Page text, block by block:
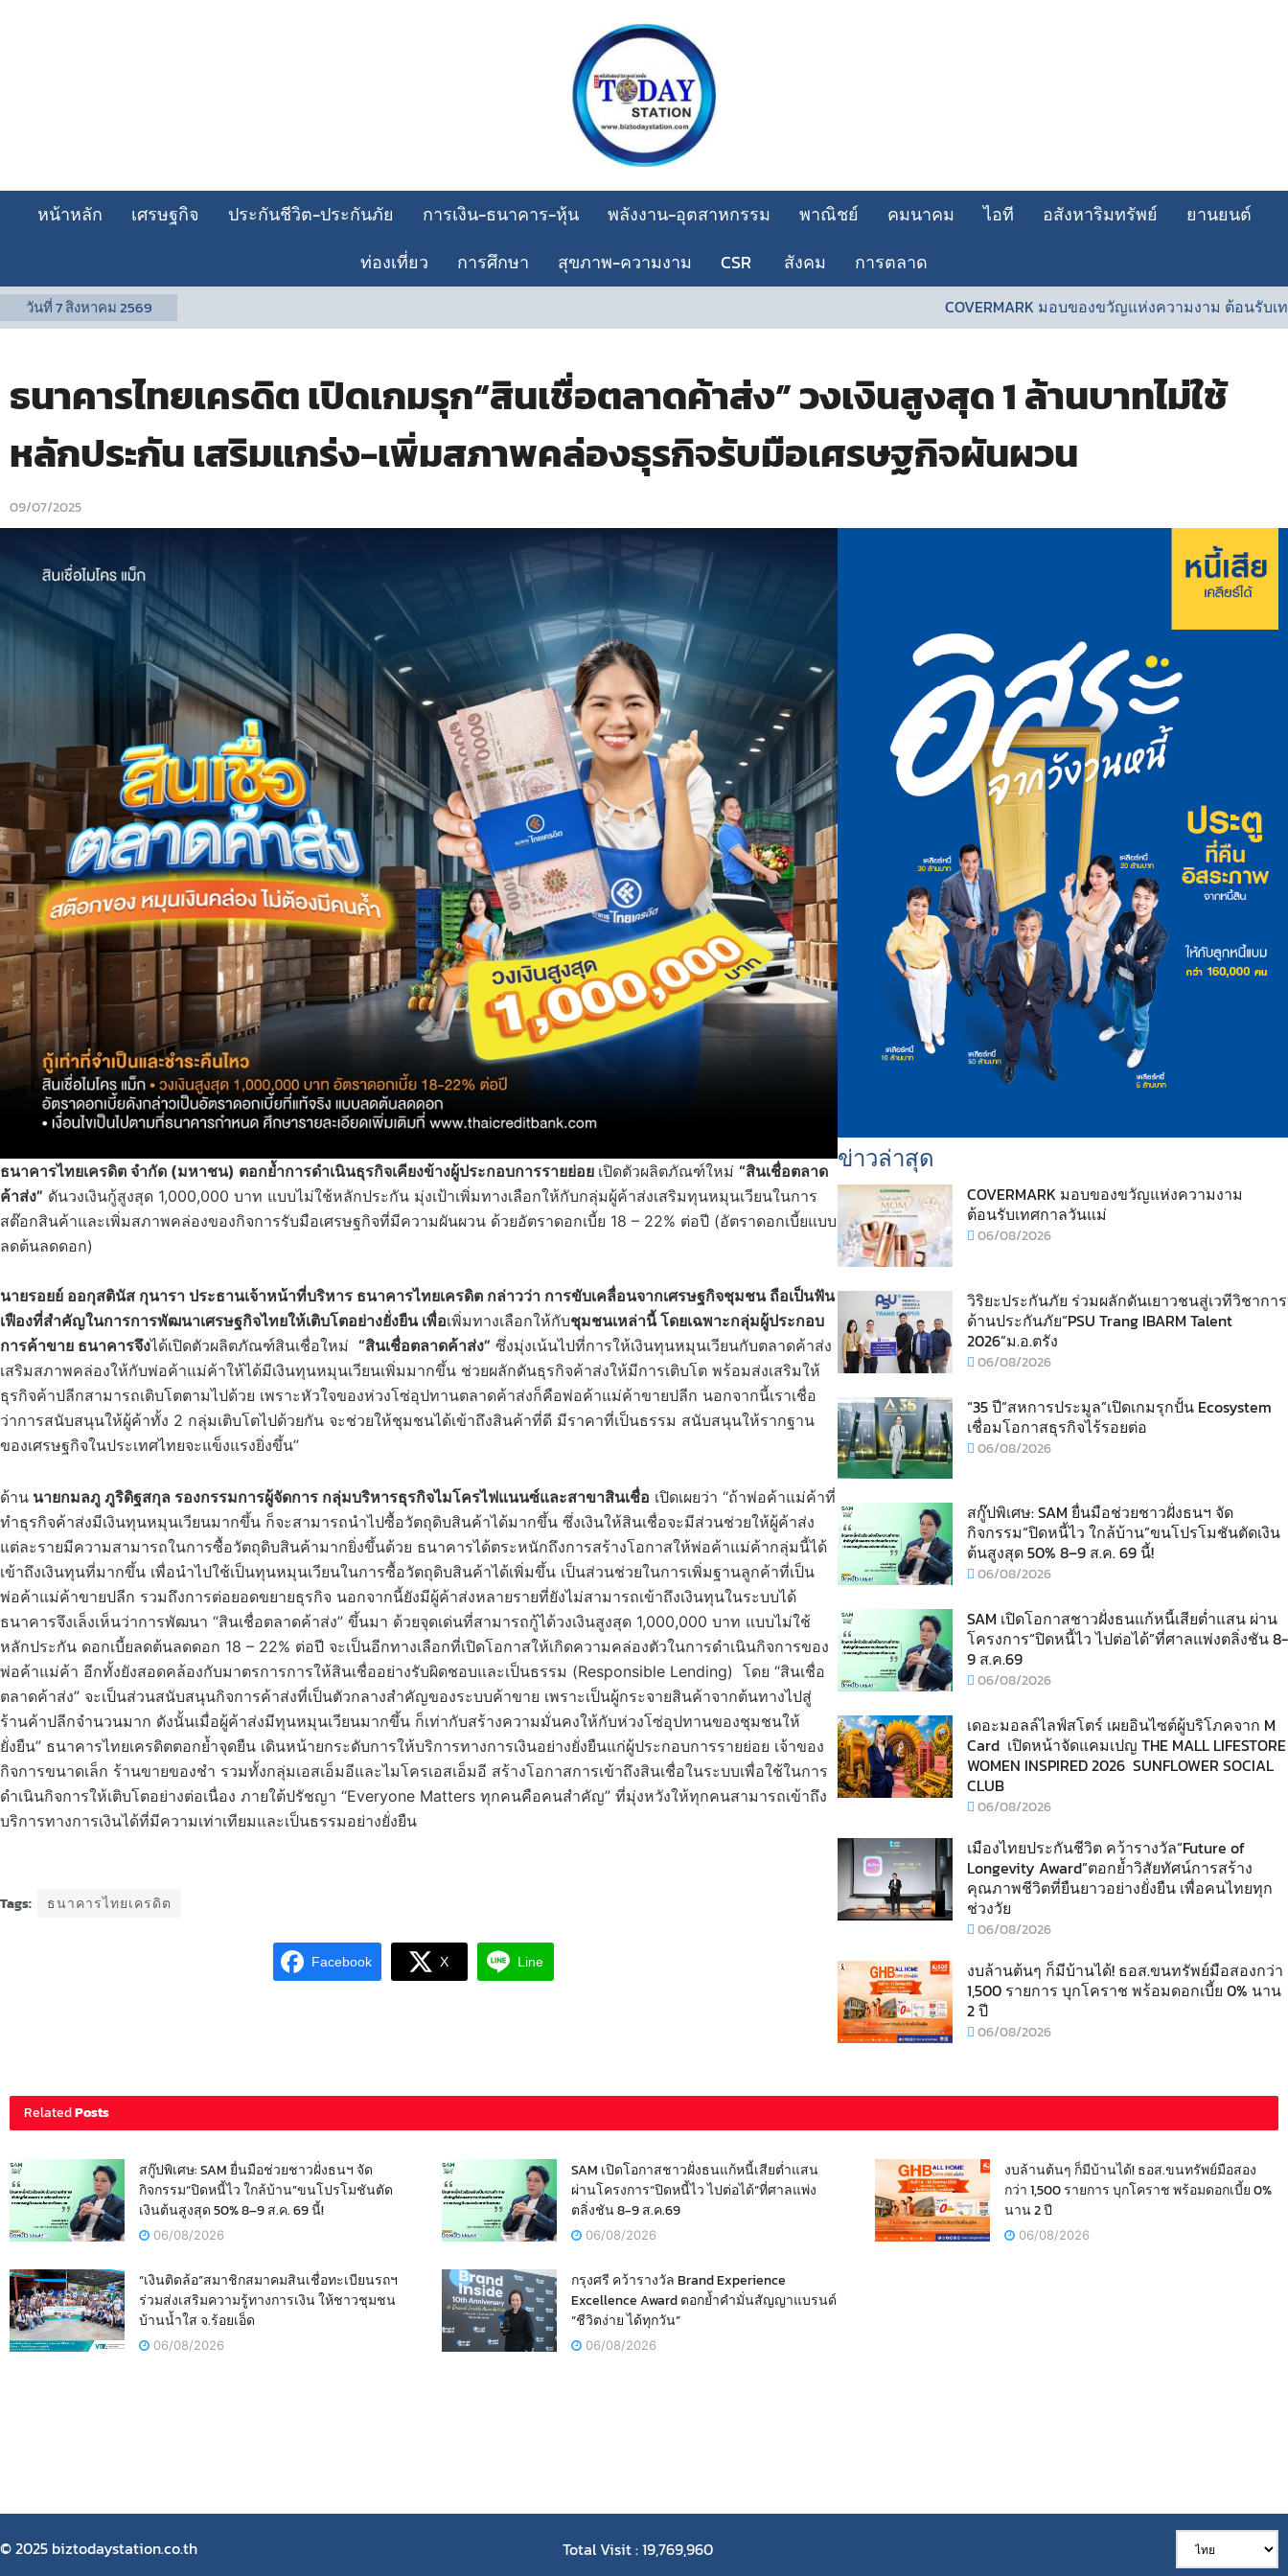
หน้าหลัก เศรษฐกิจ ประกันชีวิต-ประกันภัย การเงิน-ธนาคาร-หุ้น พลังงาน-อุตสาหกรรม พาณิชย์ คมนาคม ไอที อสังหาริมทรัพย์
ยานยนต์
ท่องเที่ยว
การศึกษา สุขภาพ-ความงาม CSR สังคม การตลาด
วันที่7 สิงหาคม 2569 COVERMARK มอบของขวัญแห่งความงาม ต้อนรับเทศกาล
ธนาคารไทยเครดิต เปิดเกมรุก“สินเชื่อตลาดค้าส่ง” วงเงินสูงสุด 1 ล้านบาทไม่ใช้
หลักประกัน เสริมแกร่ง-เพิ่มสภาพคล่องธุรกิจรับมือเศรษฐกิจผันผวน
09/07/2025
ธนาคารไทยเครดิต จำกัด (มหาชน) ตอกย้ำการดำเนินธุรกิจเคียงข้างผู้ประกอบการรายย่อย เปิดตัวผลิตภัณฑ์ใหม่ “สินเชื่อตลาด
ค้าส่ง” ดันวงเงินกู้สูงสุด 1,000,000 บาท แบบไม่ใช้หลักประกัน มุ่งเป้าเพิ่มทางเลือกให้กับกลุ่มผู้ค้าส่งเสริมทุนหมุนเวียนในการ
สต๊อกสินค้าและเพิ่มสภาพคล่องของกิจการรับมือเศรษฐกิจที่มีความผันผวน ด้วยอัตราดอกเบี้ย 18 – 22% ต่อปี (อัตราดอกเบี้ยแบบ
ลดต้นลดดอก)
นายรอยย์ ออกุสตินัส กุนารา ประธานเจ้าหน้าที่บริหาร ธนาคารไทยเครดิต กล่าวว่า การขับเคลื่อนจากเศรษฐกิจชุมชน ถือเป็นฟัน
เฟืองที่สำคัญในการการพัฒนาเศรษฐกิจไทยให้เติบโตอย่างยั่งยืน เพื่อเพิ่มทางเลือกให้กับชุมชนเหล่านี้ โดยเฉพาะกลุ่มผู้ประกอบ
การค้าขาย ธนาคารจึงได้เปิดตัวผลิตภัณฑ์สินเชื่อใหม่ “สินเชื่อตลาดค้าส่ง” ซึ่งมุ่งเน้นไปที่การให้เงินทุนหมุนเวียนกับตลาดค้าส่ง
เสริมสภาพคล่องให้กับพ่อค้าแม่ค้าให้ได้มีเงินทุนหมุนเวียนเพิ่มมากขึ้น ช่วยผลักดันธุรกิจค้าส่งให้มีการเติบโต พร้อมส่งเสริมให้
ธุรกิจค้าปลีกสามารถเติบโตตามไปด้วย เพราะหัวใจของห่วงโซ่อุปทานตลาดค้าส่งก็คือพ่อค้าแม่ค้าขายปลีก นอกจากนี้เราเชื่อ
ว่าการสนับสนุนให้ผู้ค้าทั้ง 2 กลุ่มเติบโตไปด้วยกัน จะช่วยให้ชุมชนได้เข้าถึงสินค้าที่ดี มีราคาที่เป็นธรรม สนับสนุนให้รากฐาน
ของเศรษฐกิจในประเทศไทยจะแข็งแรงยิ่งขึ้น”
ด้าน นายกมลภู ภูริดิฐสกุล รองกรรมการผู้จัดการ กลุ่มบริหารธุรกิจไมโครไฟแนนซ์และสาขาสินเชื่อ เปิดเผยว่า “ถ้าพ่อค้าแม่ค้าที่
ทำธุรกิจค้าส่งมีเงินทุนหมุนเวียนมากขึ้น ก็จะสามารถนำไปซื้อวัตถุดิบสินค้าได้มากขึ้น ซึ่งเงินให้สินเชื่อจะมีส่วนช่วยให้ผู้ค้าส่ง
แต่ละรายมีความสามารถในการซื้อวัตถุดิบสินค้ามากยิ่งขึ้นด้วย ธนาคารได้ตระหนักถึงการสร้างโอกาสให้พ่อค้าแม่ค้ากลุ่มนี้ได้
เข้าถึงเงินทุนที่มากขึ้น เพื่อนำไปใช้เป็นทุนหมุนเวียนในการซื้อวัตถุดิบสินค้าได้เพิ่มขึ้น เป็นส่วนช่วยในการเพิ่มฐานลูกค้าที่เป็น
พ่อค้าแม่ค้าขายปลีก รวมถึงการต่อยอดขยายธุรกิจ นอกจากนี้ยังมีผู้ค้าส่งหลายรายที่ยังไม่สามารถเข้าถึงเงินทุนในระบบได้
ธนาคารจึงเล็งเห็นว่าการพัฒนา “สินเชื่อตลาดค้าส่ง” ขึ้นมา ด้วยจุดเด่นที่สามารถกู้ได้วงเงินสูงสุด 1,000,000 บาท แบบไม่ใช้
หลักประกัน ดอกเบี้ยลดต้นลดดอก 18 – 22% ต่อปี จะเป็นอีกทางเลือกที่เปิดโอกาสให้เกิดความคล่องตัวในการดำเนินกิจการของ
พ่อค้าแม่ค้า อีกทั้งยังสอดคล้องกับมาตรการการให้สินเชื่ออย่างรับผิดชอบและเป็นธรรม (Responsible Lending) โดย “สินเชื่อ
ตลาดค้าส่ง” จะเป็นส่วนสนับสนุนกิจการค้าส่งที่เป็นตัวกลางสำคัญของระบบค้าขาย เพราะเป็นผู้กระจายสินค้าจากต้นทางไปสู่
ร้านค้าปลีกจำนวนมาก ดังนั้นเมื่อผู้ค้าส่งมีทุนหมุนเวียนมากขึ้น ก็เท่ากับสร้างความมั่นคงให้กับห่วงโซ่อุปทานของชุมชนให้
ยั่งยืน” ธนาคารไทยเครดิตตอกย้ำจุดยืน เดินหน้ายกระดับการให้บริการทางการเงินอย่างยั่งยืนแก่ผู้ประกอบการรายย่อย เจ้าของ
กิจการขนาดเล็ก ร้านขายของชำ รวมทั้งกลุ่มเอสเอ็มอีและไมโครเอสเอ็มอี สร้างโอกาสการเข้าถึงสินเชื่อในระบบเพื่อใช้ในการ
ดำเนินกิจการให้เติบโตอย่างต่อเนื่อง ภายใต้ปรัชญา “Everyone Matters ทุกคนคือคนสำคัญ” ที่มุ่งหวังให้ทุกคนสามารถเข้าถึง
บริการทางการเงินได้ที่มีความเท่าเทียมและเป็นธรรมอย่างยั่งยืน
Tags: ธนาคารไทยเครดิต
Facebook X Line
ข่าวล่าสุด
COVERMARK มอบของขวัญแห่งความงาม
ต้อนรับเทศกาลวันแม่
06/08/2026
วิริยะประกันภัย ร่วมผลักดันเยาวชนสู่เวทีวิชาการ
ด้านประกันภัย“PSU Trang IBARM Talent
2026”ม.อ.ตรัง
06/08/2026
“35 ปี“สหการประมูล”เปิดเกมรุกปั้น Ecosystem
เชื่อมโอกาสธุรกิจไร้รอยต่อ
06/08/2026
สกู๊ปพิเศษ: SAM ยื่นมือช่วยชาวฝั่งธนฯ จัด
กิจกรรม“ปิดหนี้ไว ใกล้บ้าน”ขนโปรโมชันตัดเงิน
ต้นสูงสุด 50% 8–9 ส.ค. 69 นี้!
06/08/2026
SAM เปิดโอกาสชาวฝั่งธนแก้หนี้เสียต่ำแสน ผ่าน
โครงการ“ปิดหนี้ไว ไปต่อได้”ที่ศาลแพ่งตลิ่งชัน 8-
9 ส.ค.69
06/08/2026
เดอะมอลล์ไลฟ์สโตร์ เผยอินไซต์ผู้บริโภคจาก M
Card เปิดหน้าจัดแคมเปญ THE MALL LIFESTORE
WOMEN INSPIRED 2026 SUNFLOWER SOCIAL
CLUB
06/08/2026
เมืองไทยประกันชีวิต คว้ารางวัล“Future of
Longevity Award”ตอกย้ำวิสัยทัศน์การสร้าง
คุณภาพชีวิตที่ยืนยาวอย่างยั่งยืน เพื่อคนไทยทุก
ช่วงวัย
06/08/2026
งบล้านต้นๆ ก็มีบ้านได้! ธอส.ขนทรัพย์มือสองกว่า
1,500 รายการ บุกโคราช พร้อมดอกเบี้ย 0% นาน
2 ปี
06/08/2026
RelatedPosts
สกู๊ปพิเศษ: SAM ยื่นมือช่วยชาวฝั่งธนฯ จัด
กิจกรรม“ปิดหนี้ไว ใกล้บ้าน”ขนโปรโมชันตัด
เงินต้นสูงสุด 50% 8–9 ส.ค. 69 นี้!
06/08/2026
SAM เปิดโอกาสชาวฝั่งธนแก้หนี้เสียต่ำแสน
ผ่านโครงการ“ปิดหนี้ไว ไปต่อได้”ที่ศาลแพ่ง
ตลิ่งชัน 8-9 ส.ค.69
06/08/2026
งบล้านต้นๆ ก็มีบ้านได้! ธอส.ขนทรัพย์มือสอง
กว่า 1,500 รายการ บุกโคราช พร้อมดอกเบี้ย 0%
นาน 2 ปี
06/08/2026
“เงินติดล้อ”สมาชิกสมาคมสินเชื่อทะเบียนรถฯ
ร่วมส่งเสริมความรู้ทางการเงิน ให้ชาวชุมชน
บ้านน้ำใส จ.ร้อยเอ็ด
06/08/2026
กรุงศรี คว้ารางวัล Brand Experience
Excellence Award ตอกย้ำคำมั่นสัญญาแบรนด์
“ชีวิตง่าย ได้ทุกวัน”
06/08/2026
© 2025 biztodaystation.co.th Total Visit : 19,769,960